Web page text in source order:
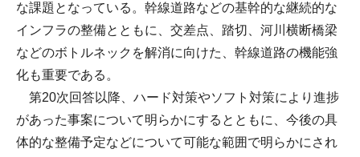
な課題となっている。幹線道路などの基幹的な継続的な
インフラの整備とともに、交差点、踏切、河川横断橋梁
などのボトルネックを解消に向けた、幹線道路の機能強
化も重要である。
第20次回答以降、ハード対策やソフト対策により進捗
があった事案について明らかにするとともに、今後の具
体的な整備予定などについて可能な範囲で明らかにされ